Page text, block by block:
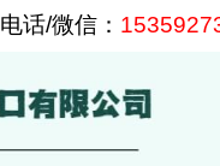
电话/微信：